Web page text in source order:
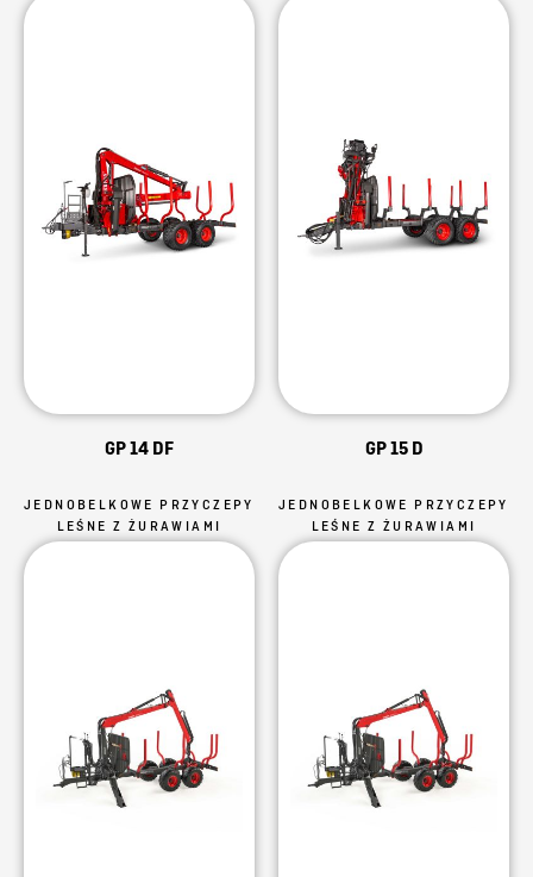
GP 14 DF GP 15 D
JEDNOBELKOWE PRZYCZEPY
LEŚNE Z ŻURAWIAMI
JEDNOBELKOWE PRZYCZEPY
LEŚNE Z ŻURAWIAMI